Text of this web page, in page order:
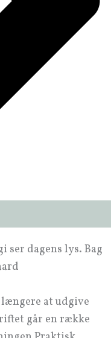
dagens lys. Bag
at udgive
går en række